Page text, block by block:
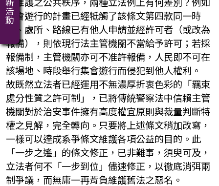
集會遊行的計畫已經牴觸了該條文第四款同一時
間、處所、路線已有他人申請並經許可者（或改為
報備），則依現行法主管機關不當給予許可；若採
報備制，主管機關亦可不准許報備，人民即不可在
該場地、時段舉行集會遊行而侵犯到他人權利。
故既然立法者已經運用不無濃厚折衷色彩的「羈束
處分性質之許可制」，已將傳統警察法中信賴主管
機關對於治安事件擁有高度權宜原則與裁量判斷特
權之見解，完全轉向。只要將上述條文稍加改寫，
一樣可以達成系爭條文維護各項公益的目的。此
「一步之遙」的條文修正，已非難事，須臾可及，
立法者何不「一步到位」儘速修正，以徹底消弭兩
制爭議，而無庸一再背負維護舊法之惡名。